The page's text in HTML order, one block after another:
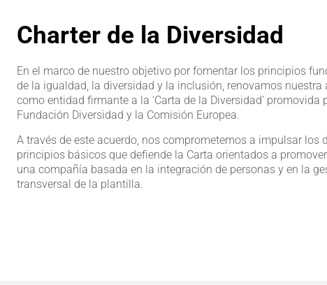
Charter de la Diversidad
En el marco de nuestro objetivo por fomentar los principios
de la igualdad, la diversidad y la inclusión, renovamos nuestra
como entidad firmante a la ‘Carta de la Diversidad’ promovida
Fundación Diversidad y la Comisión Europea.
A través de este acuerdo, nos comprometemos a impulsar los
principios básicos que defiende la Carta orientados a
una compañía basada en la integración de personas y en la
transversal de la plantilla.